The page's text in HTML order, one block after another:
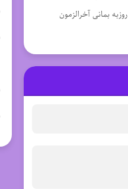
روزبه بمانی آخرالزمون